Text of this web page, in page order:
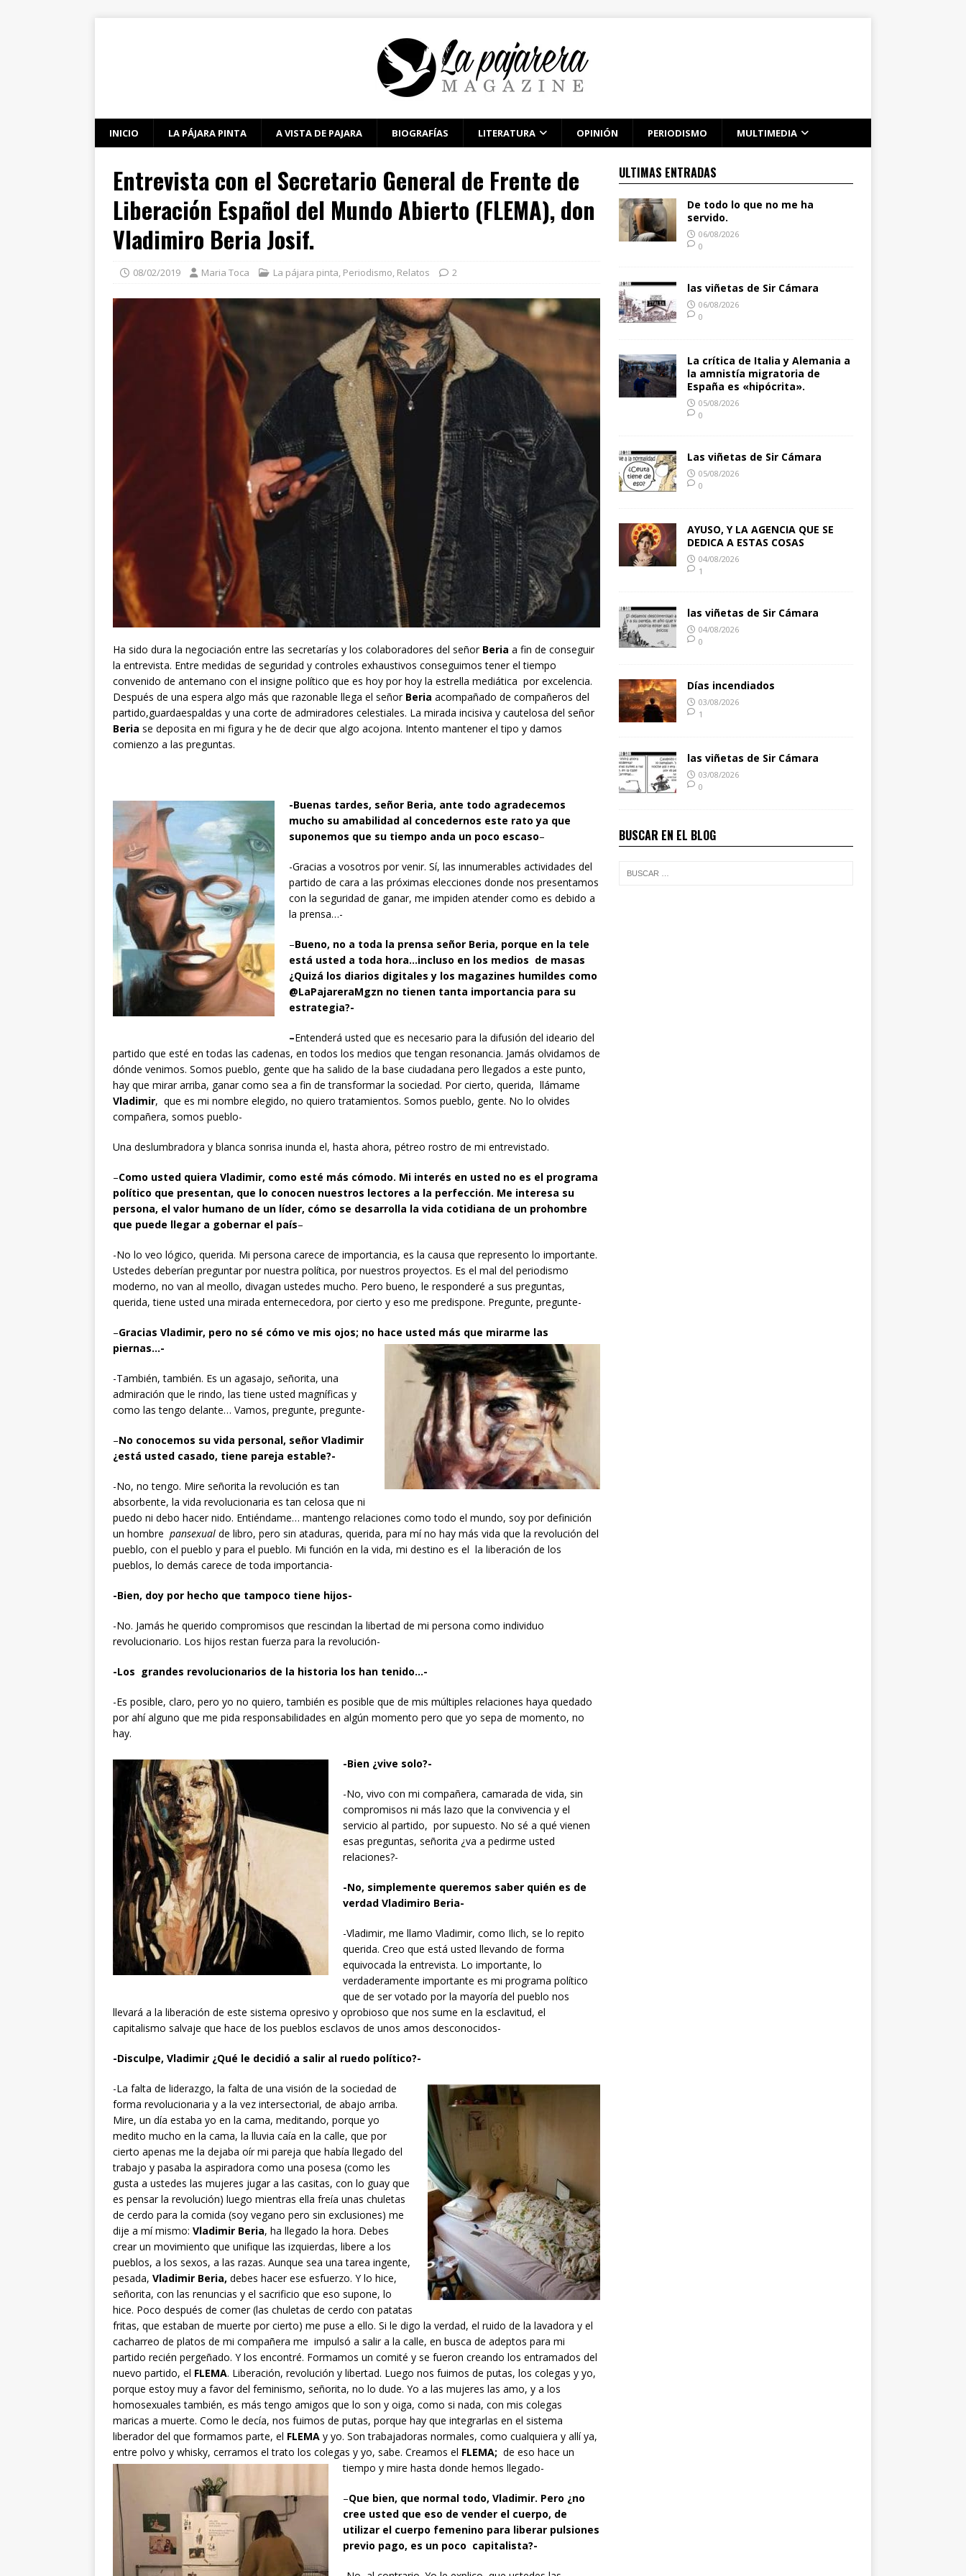
INICIO LA PÁJARA PINTA A VISTA DE PAJARA BIOGRAFÍAS LITERATURA OPINIÓN PERIODISMO MULTIMEDIA
Entrevista con el Secretario General de Frente de
Liberación Español del Mundo Abierto (FLEMA), don
Vladimiro Beria Josif.
08/02/2019 Maria Toca La pájara pinta, Periodismo, Relatos 2
Ha sido dura la negociación entre las secretarías y los colaboradores del señor Beria a fin de conseguir
la entrevista. Entre medidas de seguridad y controles exhaustivos conseguimos tener el tiempo
convenido de antemano con el insigne político que es hoy por hoy la estrella mediática por excelencia.
Después de una espera algo más que razonable llega el señor Beria acompañado de compañeros del
partido,guardaespaldas y una corte de admiradores celestiales. La mirada incisiva y cautelosa del señor
Beria se deposita en mi figura y he de decir que algo acojona. Intento mantener el tipo y damos
comienzo a las preguntas.
-Buenas tardes, señor Beria, ante todo agradecemos
mucho su amabilidad al concedernos este rato ya que
suponemos que su tiempo anda un poco escaso–
-Gracias a vosotros por venir. Sí, las innumerables actividades del
partido de cara a las próximas elecciones donde nos presentamos
con la seguridad de ganar, me impiden atender como es debido a
la prensa…-
–Bueno, no a toda la prensa señor Beria, porque en la tele
está usted a toda hora…incluso en los medios de masas
¿Quizá los diarios digitales y los magazines humildes como
@LaPajareraMgzn no tienen tanta importancia para su
estrategia?-
–Entenderá usted que es necesario para la difusión del ideario del
partido que esté en todas las cadenas, en todos los medios que tengan resonancia. Jamás olvidamos de
dónde venimos. Somos pueblo, gente que ha salido de la base ciudadana pero llegados a este punto,
hay que mirar arriba, ganar como sea a fin de transformar la sociedad. Por cierto, querida, llámame
Vladimir, que es mi nombre elegido, no quiero tratamientos. Somos pueblo, gente. No lo olvides
compañera, somos pueblo-
Una deslumbradora y blanca sonrisa inunda el, hasta ahora, pétreo rostro de mi entrevistado.
–Como usted quiera Vladimir, como esté más cómodo. Mi interés en usted no es el programa
político que presentan, que lo conocen nuestros lectores a la perfección. Me interesa su
persona, el valor humano de un líder, cómo se desarrolla la vida cotidiana de un prohombre
que puede llegar a gobernar el país–
-No lo veo lógico, querida. Mi persona carece de importancia, es la causa que represento lo importante.
Ustedes deberían preguntar por nuestra política, por nuestros proyectos. Es el mal del periodismo
moderno, no van al meollo, divagan ustedes mucho. Pero bueno, le responderé a sus preguntas,
querida, tiene usted una mirada enternecedora, por cierto y eso me predispone. Pregunte, pregunte-
–Gracias Vladimir, pero no sé cómo ve mis ojos; no hace usted más que mirarme las
piernas…-
-También, también. Es un agasajo, señorita, una
admiración que le rindo, las tiene usted magníficas y
como las tengo delante… Vamos, pregunte, pregunte-
–No conocemos su vida personal, señor Vladimir
¿está usted casado, tiene pareja estable?-
-No, no tengo. Mire señorita la revolución es tan
absorbente, la vida revolucionaria es tan celosa que ni
puedo ni debo hacer nido. Entiéndame… mantengo relaciones como todo el mundo, soy por definición
un hombre pansexual de libro, pero sin ataduras, querida, para mí no hay más vida que la revolución del
pueblo, con el pueblo y para el pueblo. Mi función en la vida, mi destino es el la liberación de los
pueblos, lo demás carece de toda importancia-
-Bien, doy por hecho que tampoco tiene hijos-
-No. Jamás he querido compromisos que rescindan la libertad de mi persona como individuo
revolucionario. Los hijos restan fuerza para la revolución-
-Los grandes revolucionarios de la historia los han tenido…-
-Es posible, claro, pero yo no quiero, también es posible que de mis múltiples relaciones haya quedado
por ahí alguno que me pida responsabilidades en algún momento pero que yo sepa de momento, no
hay.
-Bien ¿vive solo?-
-No, vivo con mi compañera, camarada de vida, sin
compromisos ni más lazo que la convivencia y el
servicio al partido, por supuesto. No sé a qué vienen
esas preguntas, señorita ¿va a pedirme usted
relaciones?-
-No, simplemente queremos saber quién es de
verdad Vladimiro Beria-
-Vladimir, me llamo Vladimir, como Ilich, se lo repito
querida. Creo que está usted llevando de forma
equivocada la entrevista. Lo importante, lo
verdaderamente importante es mi programa político
que de ser votado por la mayoría del pueblo nos
llevará a la liberación de este sistema opresivo y oprobioso que nos sume en la esclavitud, el
capitalismo salvaje que hace de los pueblos esclavos de unos amos desconocidos-
-Disculpe, Vladimir ¿Qué le decidió a salir al ruedo político?-
-La falta de liderazgo, la falta de una visión de la sociedad de
forma revolucionaria y a la vez intersectorial, de abajo arriba.
Mire, un día estaba yo en la cama, meditando, porque yo
medito mucho en la cama, la lluvia caía en la calle, que por
cierto apenas me la dejaba oír mi pareja que había llegado del
trabajo y pasaba la aspiradora como una posesa (como les
gusta a ustedes las mujeres jugar a las casitas, con lo guay que
es pensar la revolución) luego mientras ella freía unas chuletas
de cerdo para la comida (soy vegano pero sin exclusiones) me
dije a mí mismo: Vladimir Beria, ha llegado la hora. Debes
crear un movimiento que unifique las izquierdas, libere a los
pueblos, a los sexos, a las razas. Aunque sea una tarea ingente,
pesada, Vladimir Beria, debes hacer ese esfuerzo. Y lo hice,
señorita, con las renuncias y el sacrificio que eso supone, lo
hice. Poco después de comer (las chuletas de cerdo con patatas
fritas, que estaban de muerte por cierto) me puse a ello. Si le digo la verdad, el ruido de la lavadora y el
cacharreo de platos de mi compañera me impulsó a salir a la calle, en busca de adeptos para mi
partido recién pergeñado. Y los encontré. Formamos un comité y se fueron creando los entramados del
nuevo partido, el FLEMA. Liberación, revolución y libertad. Luego nos fuimos de putas, los colegas y yo,
porque estoy muy a favor del feminismo, señorita, no lo dude. Yo a las mujeres las amo, y a los
homosexuales también, es más tengo amigos que lo son y oiga, como si nada, con mis colegas
maricas a muerte. Como le decía, nos fuimos de putas, porque hay que integrarlas en el sistema
liberador del que formamos parte, el FLEMA y yo. Son trabajadoras normales, como cualquiera y allí ya,
entre polvo y whisky, cerramos el trato los colegas y yo, sabe. Creamos el FLEMA; de eso hace un
tiempo y mire hasta donde hemos llegado-
–Que bien, que normal todo, Vladimir. Pero ¿no
cree usted que eso de vender el cuerpo, de
utilizar el cuerpo femenino para liberar pulsiones
previo pago, es un poco capitalista?-
ULTIMAS ENTRADAS
De todo lo que no me ha
servido.
06/08/2026
0
las viñetas de Sir Cámara
06/08/2026
0
La crítica de Italia y Alemania a
la amnistía migratoria de
España es «hipócrita».
05/08/2026
0
Las viñetas de Sir Cámara
05/08/2026
0
AYUSO, Y LA AGENCIA QUE SE
DEDICA A ESTAS COSAS
04/08/2026
1
las viñetas de Sir Cámara
04/08/2026
0
Días incendiados
03/08/2026
1
las viñetas de Sir Cámara
03/08/2026
0
BUSCAR EN EL BLOG